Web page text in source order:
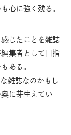
心に強く残る。
じたことを雑誌
集者として目指
ある。
雑誌なのかもし
に芽生えてい